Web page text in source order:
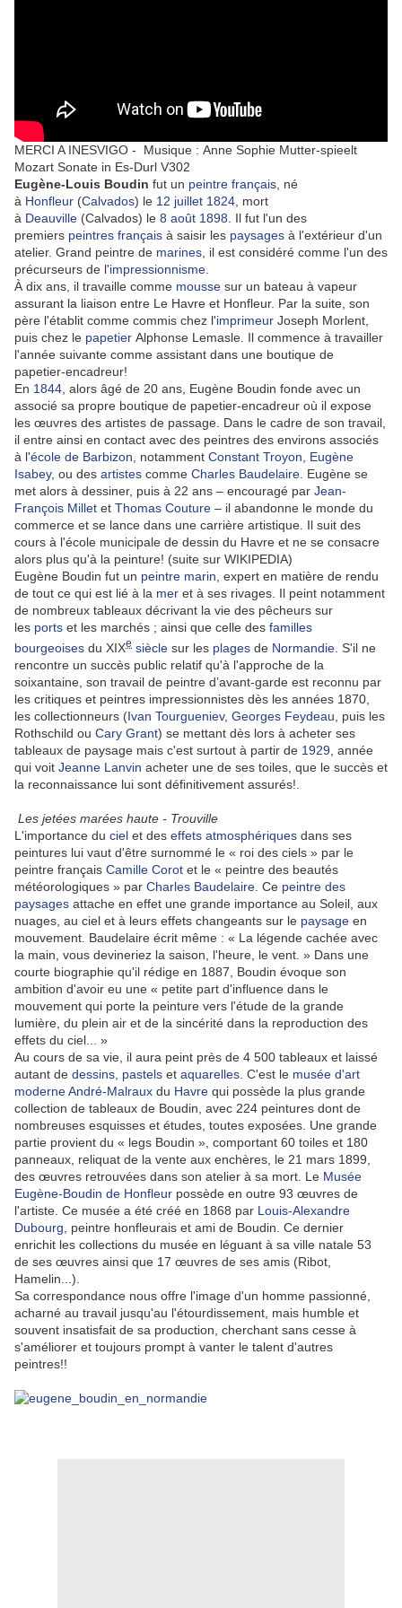
MERCI A INESVIGO - Musique : Anne Sophie Mutter-spieelt
Mozart Sonate in Es-Durl V302
Eugène-Louis Boudin fut un peintre français , né
à Honfleur (Calvados) le 12 juillet 1824 , mort
à Deauville (Calvados) le 8 août 1898 . Il fut l'un des
premiers peintres français à saisir les paysages à l'extérieur d'un
atelier. Grand peintre de marines , il est considéré comme l'un des
précurseurs de l'impressionnisme
À dix ans, il travaille comme mousse sur un bateau à vapeur
assurant la liaison entre Le Havre et Honfleur. Par la suite, son
père l'établit comme commis chez l'imprimeur Joseph Morlent,
puis chez le papetier Alphonse Lemasle. Il commence à travailler
l'année suivante comme assistant dans une boutique de
papetier-encadreur!
En 1844 , alors âgé de 20 ans, Eugène Boudin fonde avec un
associé sa propre boutique de papetier-encadreur où il expose
les œuvres des artistes de passage. Dans le cadre de son travail,
il entre ainsi en contact avec des peintres des environs associés
à l'école de Barbizon , notamment Constant Troyon
Eugène
Isabey, ou des artistes comme Charles Baudelaire . Eugène se
met alors à dessiner, puis à 22 ans – encouragé par Jean-
François Millet et Thomas Couture – il abandonne le monde du
commerce et se lance dans une carrière artistique. Il suit des
cours à l'école municipale de dessin du Havre et ne se consacre
alors plus qu'à la peinture! (suite sur WIKIPEDIA)
Eugène Boudin fut un peintre marin , expert en matière de rendu
de tout ce qui est lié à la mer et à ses rivages. Il peint notamment
de nombreux tableaux décrivant la vie des pêcheurs sur
les ports et les marchés ; ainsi que celle des familles
bourgeoises du XIXe siècle sur les plages de Normandie . S'il ne
rencontre un succès public relatif qu'à l'approche de la
soixantaine, son travail de peintre d’avant-garde est reconnu par
les critiques et peintres impressionnistes dès les années 1870,
les collectionneurs (Ivan Tourgueniev, Georges Feydeau , puis les
Rothschild ou Cary Grant) se mettant dès lors à acheter ses
tableaux de paysage mais c'est surtout à partir de 1929 , année
qui voit Jeanne Lanvin acheter une de ses toiles, que le succès et
la reconnaissance lui sont définitivement assurés!.
Les jetées marées haute - Trouville
L'importance du ciel et des effets atmosphériques dans ses
peintures lui vaut d'être surnommé le « roi des ciels » par le
peintre français Camille Corot et le « peintre des beautés
météorologiques » par Charles Baudelaire . Ce peintre des
paysages attache en effet une grande importance au Soleil, aux
nuages, au ciel et à leurs effets changeants sur le paysage en
mouvement. Baudelaire écrit même : « La légende cachée avec
la main, vous devineriez la saison, l'heure, le vent. » Dans une
courte biographie qu'il rédige en 1887, Boudin évoque son
ambition d'avoir eu une « petite part d'influence dans le
mouvement qui porte la peinture vers l'étude de la grande
lumière, du plein air et de la sincérité dans la reproduction des
effets du ciel... »
Au cours de sa vie, il aura peint près de 4 500 tableaux et laissé
autant de dessins pastels et aquarelles . C'est le musée d'art
moderne André-Malraux du Havre qui possède la plus grande
collection de tableaux de Boudin, avec 224 peintures dont de
nombreuses esquisses et études, toutes exposées. Une grande
partie provient du « legs Boudin », comportant 60 toiles et 180
panneaux, reliquat de la vente aux enchères, le 21 mars 1899,
des œuvres retrouvées dans son atelier à sa mort. Le Musée
Eugène-Boudin de Honfleur possède en outre 93 œuvres de
l'artiste. Ce musée a été créé en 1868 par Louis-Alexandre
Dubourg , peintre honfleurais et ami de Boudin. Ce dernier
enrichit les collections du musée en léguant à sa ville natale 53
de ses œuvres ainsi que 17 œuvres de ses amis (Ribot,
Hamelin...).
Sa correspondance nous offre l'image d'un homme passionné,
acharné au travail jusqu'au l'étourdissement, mais humble et
souvent insatisfait de sa production, cherchant sans cesse à
s'améliorer et toujours prompt à vanter le talent d'autres
peintres!!